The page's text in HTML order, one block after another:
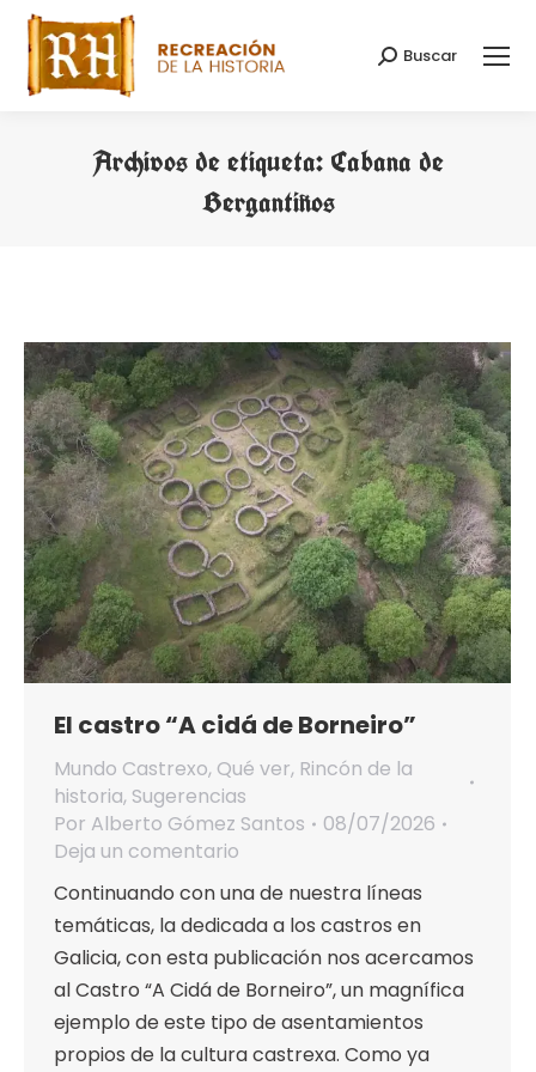
Buscar:
Buscar
Archivos de etiqueta: Cabana de
Bergantiños
El castro “A cidá de Borneiro”
Mundo Castrexo, Qué ver, Rincón de la
historia, Sugerencias
Por Alberto Gómez Santos
08/07/2026
Deja un comentario
Continuando con una de nuestra líneas
temáticas, la dedicada a los castros en
Galicia, con esta publicación nos acercamos
al Castro “A Cidá de Borneiro”, un magnífica
ejemplo de este tipo de asentamientos
propios de la cultura castrexa. Como ya